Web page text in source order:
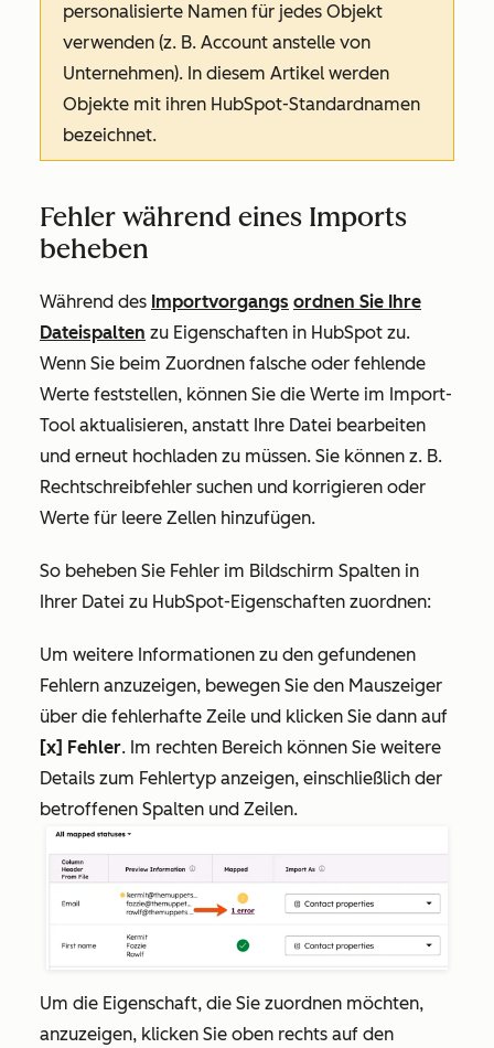
personalisierte Namen für jedes Objekt
verwenden (z. B. Account anstelle von
Unternehmen). In diesem Artikel werden
Objekte mit ihren HubSpot-Standardnamen
bezeichnet.
Fehler während eines Imports
beheben
Während des Importvorgangs ordnen Sie Ihre
Dateispalten zu Eigenschaften in HubSpot zu.
Wenn Sie beim Zuordnen falsche oder fehlende
Werte feststellen, können Sie die Werte im Import-
Tool aktualisieren, anstatt Ihre Datei bearbeiten
und erneut hochladen zu müssen. Sie können z. B.
Rechtschreibfehler suchen und korrigieren oder
Werte für leere Zellen hinzufügen.
So beheben Sie Fehler im Bildschirm Spalten in
Ihrer Datei zu HubSpot-Eigenschaften zuordnen:
Um weitere Informationen zu den gefundenen
Fehlern anzuzeigen, bewegen Sie den Mauszeiger
über die fehlerhafte Zeile und klicken Sie dann auf
[x] Fehler. Im rechten Bereich können Sie weitere
Details zum Fehlertyp anzeigen, einschließlich der
betroffenen Spalten und Zeilen.
Um die Eigenschaft, die Sie zuordnen möchten,
anzuzeigen, klicken Sie oben rechts auf den